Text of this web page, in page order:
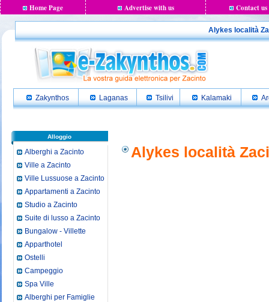
Home Page Advertise with us Contact us
Alykes località
Zakynthos Laganas Tsilivi Kalamaki
Alloggio
Alberghi a Zacinto
Ville a Zacinto
Ville Lussuose a Zacinto
Appartamenti a Zacinto
Studio a Zacinto
Suite di lusso a Zacinto
Bungalow - Villette
Apparthotel
Ostelli
Campeggio
Spa Ville
Alberghi per Famiglie
Alykes località